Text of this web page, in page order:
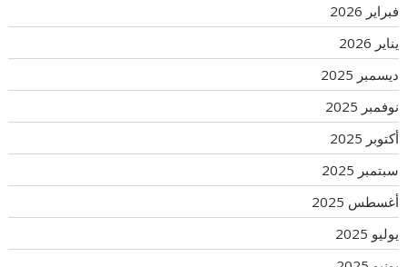
فبراير 2026
يناير 2026
ديسمبر 2025
نوفمبر 2025
أكتوبر 2025
سبتمبر 2025
أغسطس 2025
يوليو 2025